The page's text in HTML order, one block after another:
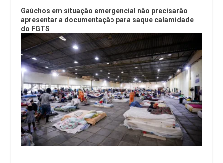
Gaúchos em situação emergencial não precisarão
apresentar a documentação para saque calamidade
do FGTS